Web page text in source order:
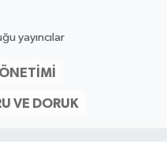
yayıncılar
VE DORUK